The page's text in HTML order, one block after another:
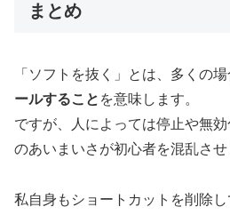
まとめ
「ソフトを抜く」とは、多くの場
ールすること を意味します。
ですが、人によっては停止や無
のあいまいさが初心者を混乱させ
私自身もショートカットを削除